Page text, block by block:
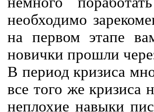
необходимо
на первом этапе
новички прошли
В период кризиса
все того же кризиса
неплохие навыки